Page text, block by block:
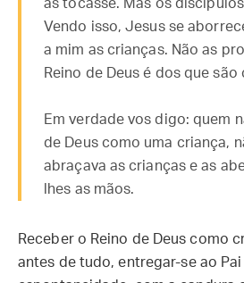
as tocasse. Mas os
Vendo isso, Jesus se
a mim as crianças. Não as
Reino de Deus é dos que são
Em verdade vos digo: quem
de Deus como uma criança,
abraçava as crianças e as
lhes as mãos.
Receber o Reino de Deus como
antes de tudo, entregar-se ao